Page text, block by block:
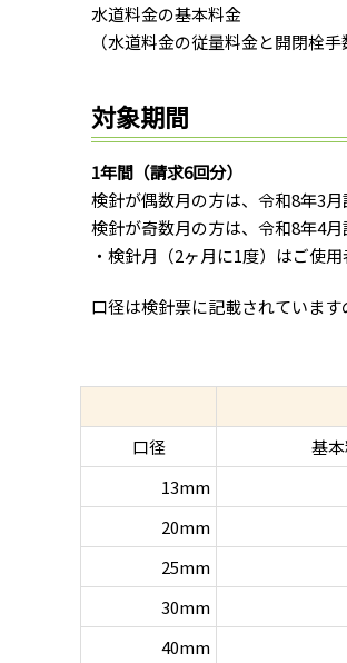
水道料金の基本料金
（水道料金の従量料金と開閉栓
対象期間
1年間（請求6回分）
検針が偶数月の方は、令和8年3
検針が奇数月の方は、令和8年4
・検針月（2ヶ月に1度）はご使
口径は検針票に記載されています
口径
基本
13mm
20mm
25mm
30mm
40mm